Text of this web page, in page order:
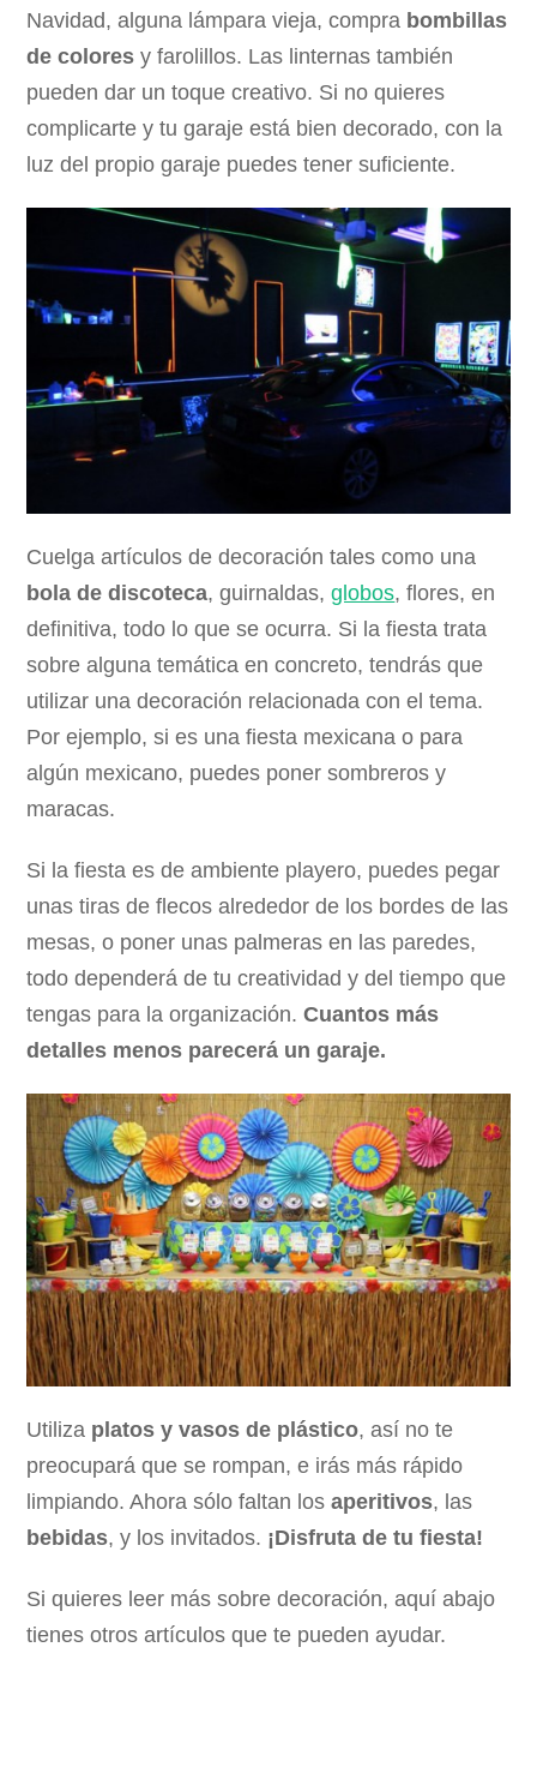
Navidad, alguna lámpara vieja, compra bombillas
de colores y farolillos. Las linternas también
pueden dar un toque creativo. Si no quieres
complicarte y tu garaje está bien decorado, con la
luz del propio garaje puedes tener suficiente.
Cuelga artículos de decoración tales como una
bola de discoteca, guirnaldas,globos, flores, en
definitiva, todo lo que se ocurra. Si la fiesta trata
sobre alguna temática en concreto, tendrás que
utilizar una decoración relacionada con el tema.
Por ejemplo, si es una fiesta mexicana o para
algún mexicano, puedes poner sombreros y
maracas.
Si la fiesta es de ambiente playero, puedes pegar
unas tiras de flecos alrededor de los bordes de las
mesas, o poner unas palmeras en las paredes,
todo dependerá de tu creatividad y del tiempo que
tengas para la organización.Cuantos más
detalles menos parecerá un garaje.
Utiliza platos y vasos de plástico, así no te
preocupará que se rompan, e irás más rápido
limpiando. Ahora sólo faltan losaperitivos, las
bebidas, y los invitados. ¡Disfruta de tu fiesta!
Si quieres leer más sobre decoración, aquí abajo
tienes otros artículos que te pueden ayudar.